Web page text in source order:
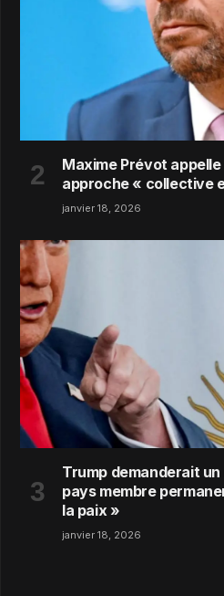
Maxime Prévot
approche « collective
janvier 18, 2026
Trump demanderait
pays membre
la paix »
janvier 18, 2026